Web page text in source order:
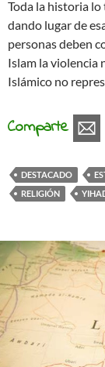
Toda la historia lo
dando lugar de
personas deben
Islam la violencia
Islámico no
Comparte
DESTACADO
RELIGIÓN